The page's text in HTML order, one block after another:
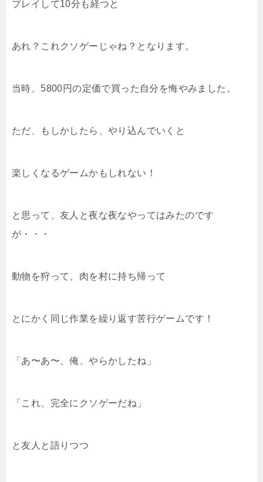
プレイして10分も経つと
あれ？これクソゲーじゃね？となります。
当時、5800円の定価で買った自分を悔やみました。
ただ、もしかしたら、やり込んでいくと
楽しくなるゲームかもしれない！
と思って、友人と夜な夜なやってはみたのです
が・・・
動物を狩って、肉を村に持ち帰って
とにかく同じ作業を繰り返す苦行ゲームです！
「あ〜あ〜、俺、やらかしたね」
「これ、完全にクソゲーだね」
と友人と語りつつ